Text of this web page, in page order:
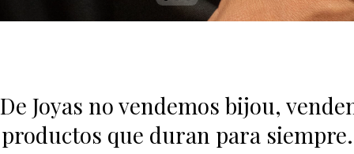
Joyas no vendemos bijou,
productos que duran para siempre.